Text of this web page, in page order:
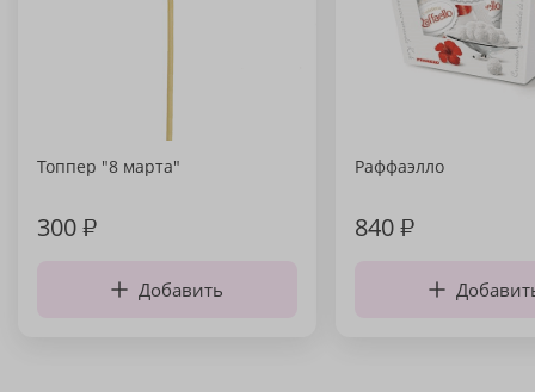
Топпер "8 марта"
300₽
Добавить
Раффаэлло
840₽